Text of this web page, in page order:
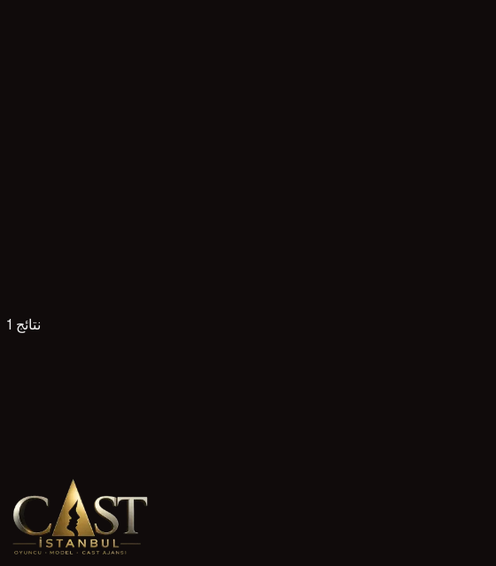
1 نتائج
tanımasına yardımcı olur. Bu nedenle, deneme çekimlerine veya profil
1 Mayıs 2026